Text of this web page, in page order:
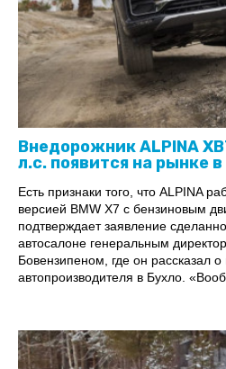
Внедорожник ALPINA
л.с. появится на рынке
Есть признаки того, что ALPINA
версией BMW X7 с бензиновым
подтверждает заявление
автосалоне генеральным
Бовензипеном, где он рассказал о
автопроизводителя в Бухло.